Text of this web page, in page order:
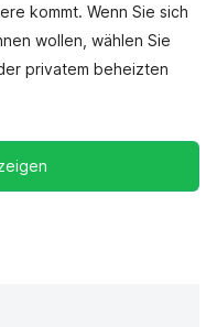
kommt. Wenn Sie sich
wollen, wählen Sie
privatem beheizten